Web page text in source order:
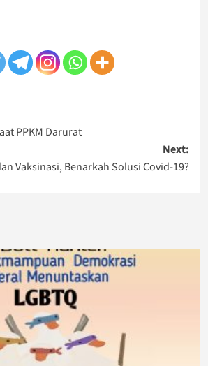
PPKM Darurat
Next:
Vaksinasi, Benarkah Solusi Covid-19?